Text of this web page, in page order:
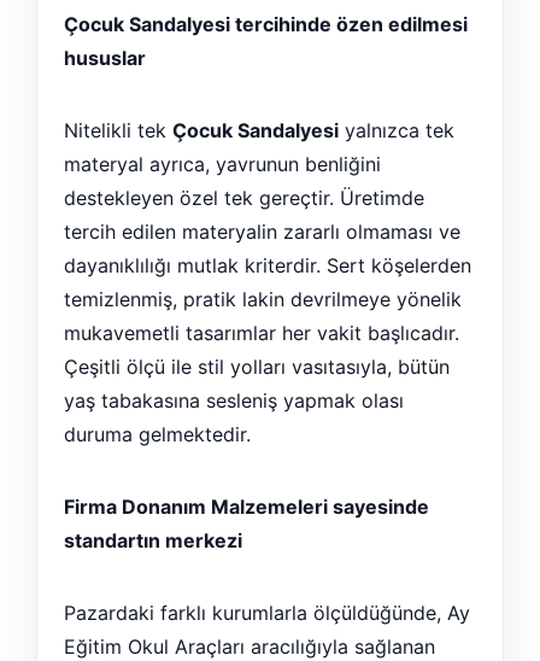
Çocuk Sandalyesi tercihinde özen edilmesi
hususlar
Nitelikli tek Çocuk Sandalyesi yalnızca tek
materyal ayrıca, yavrunun benliğini
destekleyen özel tek gereçtir. Üretimde
tercih edilen materyalin zararlı olmaması ve
dayanıklılığı mutlak kriterdir. Sert köşelerden
temizlenmiş, pratik lakin devrilmeye yönelik
mukavemetli tasarımlar her vakit başlıcadır.
Çeşitli ölçü ile stil yolları vasıtasıyla, bütün
yaş tabakasına sesleniş yapmak olası
duruma gelmektedir.
Firma Donanım Malzemeleri sayesinde
standartın merkezi
Pazardaki farklı kurumlarla ölçüldüğünde, Ay
Eğitim Okul Araçları aracılığıyla sağlanan